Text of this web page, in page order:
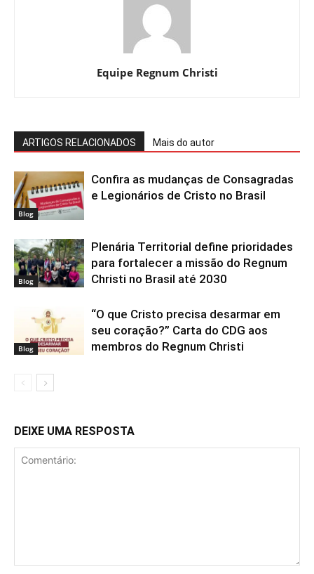
Equipe Regnum Christi
ARTIGOS RELACIONADOS Mais do autor
Blog
Confira as mudanças de Consagradas
e Legionários de Cristo no Brasil
Blog
Plenária Territorial define prioridades
para fortalecer a missão do Regnum
Christi no Brasil até 2030
Blog
“O que Cristo precisa desarmar em
seu coração?” Carta do CDG aos
membros do Regnum Christi
DEIXE UMA RESPOSTA